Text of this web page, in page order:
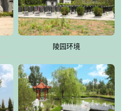
陵园环境